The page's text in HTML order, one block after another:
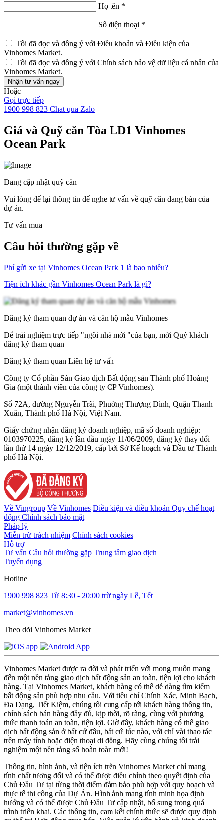
Họ tên *
Số điện thoại *
Tôi đã đọc và đồng ý với Điều khoản và Điều kiện của
Vinhomes Market.
Tôi đã đọc và đồng ý với Chính sách bảo vệ dữ liệu cá nhân của
Vinhomes Market.
Nhận tư vấn ngay
Hoặc
Gọi trực tiếp
1900 998 823 Chat qua Zalo
Giá và Quỹ căn Tòa LD1 Vinhomes
Ocean Park
Đang cập nhật quỹ căn
Vui lòng để lại thông tin để nghe tư vấn về quỹ căn đang bán của
dự án.
Tư vấn mua
Câu hỏi thường gặp về
Phí gửi xe tại Vinhomes Ocean Park 1 là bao nhiêu?
Tiện ích khác gần Vinhomes Ocean Park là gì?
Đăng ký tham quan dự án và căn hộ mẫu Vinhomes
Để trải nghiệm trực tiếp "ngôi nhà mới "của bạn, mời Quý khách
đăng ký tham quan
Đăng ký tham quan Liên hệ tư vấn
Công ty Cổ phần Sàn Giao dịch Bất động sản Thành phố Hoàng
Gia (một thành viên của công ty CP Vinhomes).
Số 72A, đường Nguyễn Trãi, Phường Thượng Đình, Quận Thanh
Xuân, Thành phố Hà Nội, Việt Nam.
Giấy chứng nhận đăng ký doanh nghiệp, mã số doanh nghiệp:
0103970225, đăng ký lần đầu ngày 11/06/2009, đăng ký thay đổi
lần thứ 14 ngày 12/12/2019, cấp bởi Sở Kế hoạch và Đầu tư Thành
phố Hà Nội.
Về Vingroup Về Vinhomes Điều kiện và điều khoản Quy chế hoạt
động Chính sách bảo mật
Pháp lý
Miễn trừ trách nhiệm Chính sách cookies
Hỗ trợ
Tư vấn Câu hỏi thường gặp Trung tâm giao dịch
Tuyển dụng
Hotline
1900 998 823 Từ 8:30 - 20:00 trừ ngày Lễ, Tết
market@vinhomes.vn
Theo dõi Vinhomes Market
Vinhomes Market được ra đời và phát triển với mong muốn mang
đến một nền tảng giao dịch bất động sản an toàn, tiện lợi cho khách
hàng. Tại Vinhomes Market, khách hàng có thể dễ dàng tìm kiếm
bất động sản phù hợp nhu cầu. Với tiêu chí Chính Xác, Minh Bạch,
Đa Dạng, Tiết Kiệm, chúng tôi cung cấp tới khách hàng thông tin,
chính sách bán hàng đầy đủ, kịp thời, rõ ràng, cùng với phương
thức thanh toán an toàn, tiện lợi. Giờ đây, khách hàng có thể giao
dịch bất động sản ở bất cứ đâu, bất cứ lúc nào, với chỉ vài thao tác
trên máy tính hoặc điện thoại di động. Hãy cùng chúng tôi trải
nghiệm một nền tảng số hoàn toàn mới!
Thông tin, hình ảnh, và tiện ích trên Vinhomes Market chỉ mang
tính chất tương đối và có thể được điều chỉnh theo quyết định của
Chủ Đầu Tư tại từng thời điểm đảm bảo phù hợp với quy hoạch và
thực tế thi công của Dự Án. Hình ảnh mang tính minh họa định
hướng và có thể được Chủ Đầu Tư cập nhật, bổ sung trong quá
trình triển khai. Các thông tin, cam kết chính thức sẽ được quy định